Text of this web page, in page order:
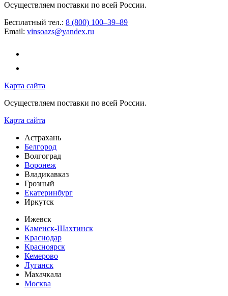
Осуществляем поставки по всей России.
Бесплатный тел.: 8 (800) 100–39–89
Email: vinsoazs@yandex.ru
Карта сайта
Осуществляем поставки по всей России.
Карта сайта
Астрахань
Белгород
Волгоград
Воронеж
Владикавказ
Грозный
Екатеринбург
Иркутск
Ижевск
Каменск-Шахтинск
Краснодар
Красноярск
Кемерово
Луганск
Махачкала
Москва